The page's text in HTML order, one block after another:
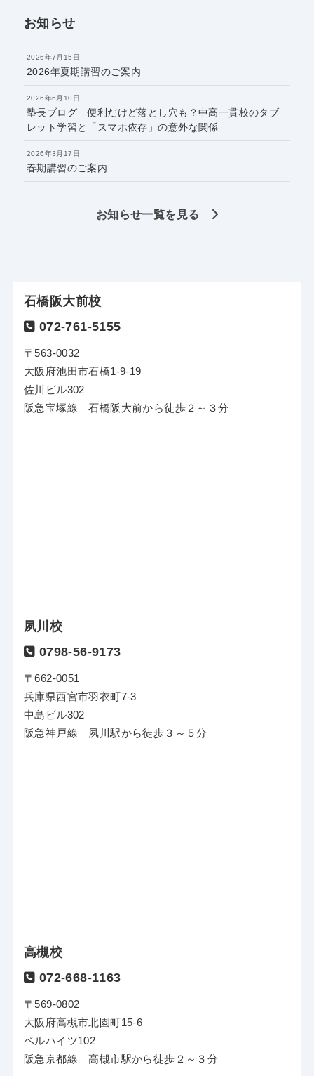
お知らせ
2026年7月15日
2026年夏期講習のご案内
2026年6月10日
塾長ブログ 便利だけど落とし穴も？中高一貫校のタブ
レット学習と「スマホ依存」の意外な関係
2026年3月17日
春期講習のご案内
お知らせ一覧を見る
石橋阪大前校
072-761-5155
〒563-0032
大阪府池田市石橋1-9-19
佐川ビル302
阪急宝塚線 石橋阪大前から徒歩２～３分
夙川校
0798-56-9173
〒662-0051
兵庫県西宮市羽衣町7-3
中島ビル302
阪急神戸線 夙川駅から徒歩３～５分
高槻校
072-668-1163
〒569-0802
大阪府高槻市北園町15-6
ベルハイツ102
阪急京都線 高槻市駅から徒歩２～３分